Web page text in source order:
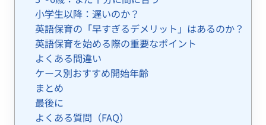
小学生以降：遅いのか？
英語保育の「早すぎるデメリット」はあるのか？
英語保育を始める際の重要なポイント
よくある間違い
ケース別おすすめ開始年齢
まとめ
最後に
よくある質問（FAQ）